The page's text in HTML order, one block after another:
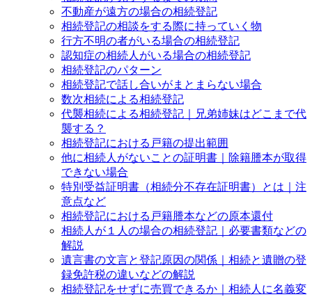
不動産が遠方の場合の相続登記
相続登記の相談をする際に持っていく物
行方不明の者がいる場合の相続登記
認知症の相続人がいる場合の相続登記
相続登記のパターン
相続登記で話し合いがまとまらない場合
数次相続による相続登記
代襲相続による相続登記｜兄弟姉妹はどこまで代
襲する？
相続登記における戸籍の提出範囲
他に相続人がないことの証明書｜除籍謄本が取得
できない場合
特別受益証明書（相続分不存在証明書）とは｜注
意点など
相続登記における戸籍謄本などの原本還付
相続人が１人の場合の相続登記｜必要書類などの
解説
遺言書の文言と登記原因の関係｜相続と遺贈の登
録免許税の違いなどの解説
相続登記をせずに売買できるか｜相続人に名義変